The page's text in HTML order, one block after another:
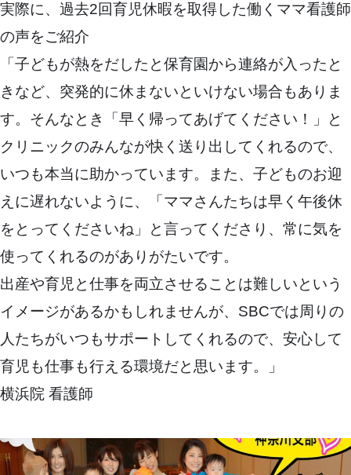
実際に、過去2回育児休暇を取得した働くママ看護師
の声をご紹介
「子どもが熱をだしたと保育園から連絡が入ったと
きなど、突発的に休まないといけない場合もありま
す。そんなとき「早く帰ってあげてください！」と
クリニックのみんなが快く送り出してくれるので、
いつも本当に助かっています。また、子どものお迎
えに遅れないように、「ママさんたちは早く午後休
をとってくださいね」と言ってくださり、常に気を
使ってくれるのがありがたいです。
出産や育児と仕事を両立させることは難しいという
イメージがあるかもしれませんが、SBCでは周りの
人たちがいつもサポートしてくれるので、安心して
育児も仕事も行える環境だと思います。」
横浜院 看護師